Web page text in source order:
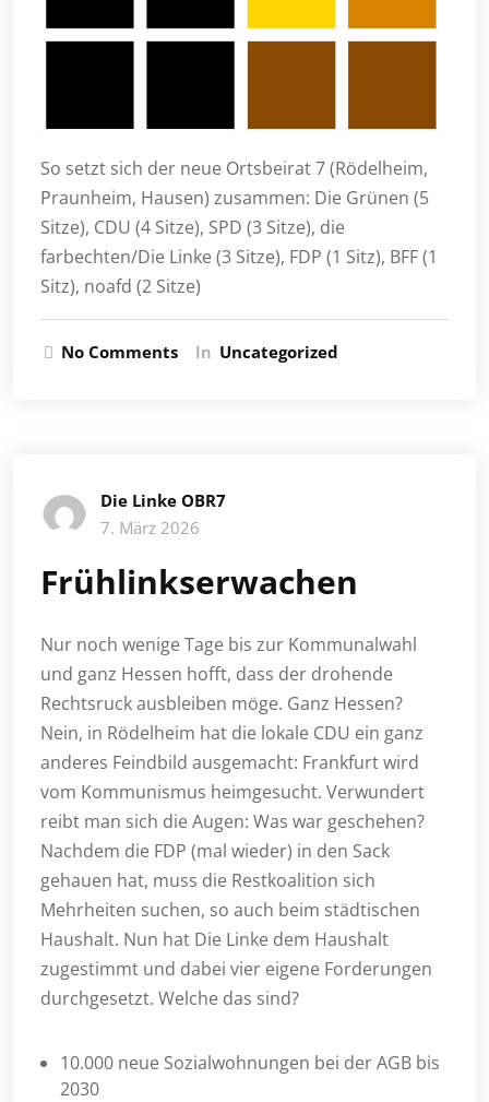
So setzt sich der neue Ortsbeirat 7 (Rödelheim,
Praunheim, Hausen) zusammen: Die Grünen (5
Sitze), CDU (4 Sitze), SPD (3 Sitze), die
farbechten/Die Linke (3 Sitze), FDP (1 Sitz), BFF (1
Sitz), noafd (2 Sitze)
No Comments In Uncategorized
Die Linke OBR7
7. März 2026
Frühlinkserwachen
Nur noch wenige Tage bis zur Kommunalwahl
und ganz Hessen hofft, dass der drohende
Rechtsruck ausbleiben möge. Ganz Hessen?
Nein, in Rödelheim hat die lokale CDU ein ganz
anderes Feindbild ausgemacht: Frankfurt wird
vom Kommunismus heimgesucht. Verwundert
reibt man sich die Augen: Was war geschehen?
Nachdem die FDP (mal wieder) in den Sack
gehauen hat, muss die Restkoalition sich
Mehrheiten suchen, so auch beim städtischen
Haushalt. Nun hat Die Linke dem Haushalt
zugestimmt und dabei vier eigene Forderungen
durchgesetzt. Welche das sind?
10.000 neue Sozialwohnungen bei der AGB bis
2030